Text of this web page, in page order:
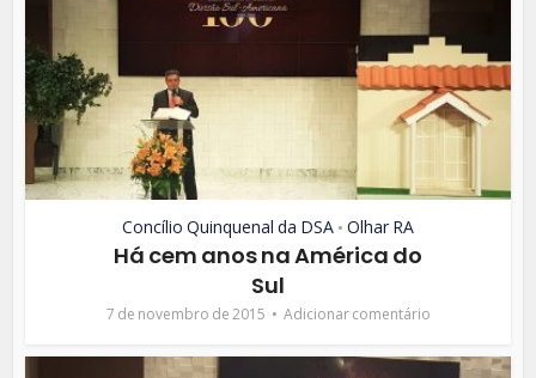
Concílio Quinquenal da DSA • Olhar RA
Há cem anos na América do
Sul
7 de novembro de 2015 Adicionar comentário